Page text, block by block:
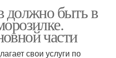
должно быть в
части
свои услуги по